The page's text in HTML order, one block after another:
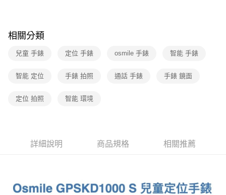
相關分類
兒童 手錶 定位 手錶 osmile 手錶 智能 手錶
智能 定位 手錶 拍照 通話 手錶 手錶 鏡面
定位 拍照 智能 環境
詳細說明 商品規格 相關推薦